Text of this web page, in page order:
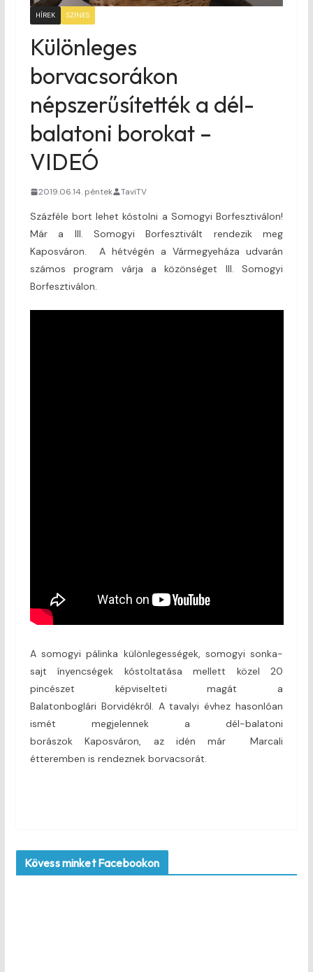
HÍREK SZINES
Különleges
borvacsorákon
népszerűsítették a dél-
balatoni borokat –
VIDEÓ
2019.06.14. péntek TaviTV
Százféle bort lehet kóstolni a Somogyi Borfesztiválon!
Már a III. Somogyi Borfesztivált rendezik meg
Kaposváron. A hétvégén a Vármegyeháza udvarán
számos program várja a közönséget III. Somogyi
Borfesztiválon.
A somogyi pálinka különlegességek, somogyi sonka-
sajt ínyencségek kóstoltatása mellett közel 20
pincészet képviselteti magát a
Balatonboglári Borvidékről. A tavalyi évhez hasonlóan
ismét megjelennek a dél-balatoni
borászok Kaposváron, az idén már Marcali
étteremben is rendeznek borvacsorát.
Kövess minket Facebookon